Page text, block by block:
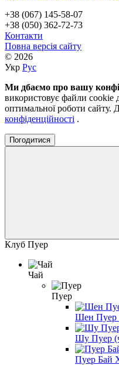
+38 (067) 145-58-07
+38 (050) 362-72-73
Контакти
Повна версія сайту
© 2026
Укр Рус
Ми дбаємо про вашу
використовує файли cookie
оптимальної роботи сайту.
конфіденційності .
Погодитися
Клуб Пуер
Чай
Пуер
Шен Пуер
Шу Пуер
Пуер Бай